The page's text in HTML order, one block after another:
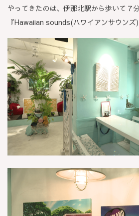
やってきたのは、伊那北駅から歩いて７
『Hawaiian sounds(ハワイアンサウンズ)